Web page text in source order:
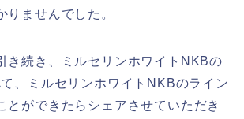
りませんでした。
き続き、ミルセリンホワイトNKBの
、ミルセリンホワイトNKBのライン
とができたらシェアさせていただき